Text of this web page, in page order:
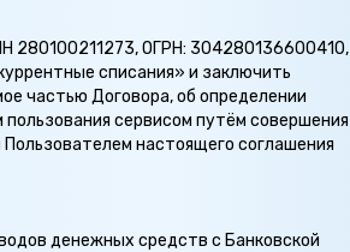
280100211273, ОГРН: 304280136600410,
списания» и заключить
частью Договора, об определении
сервисом путём совершения
настоящего соглашения
денежных средств с Банковской